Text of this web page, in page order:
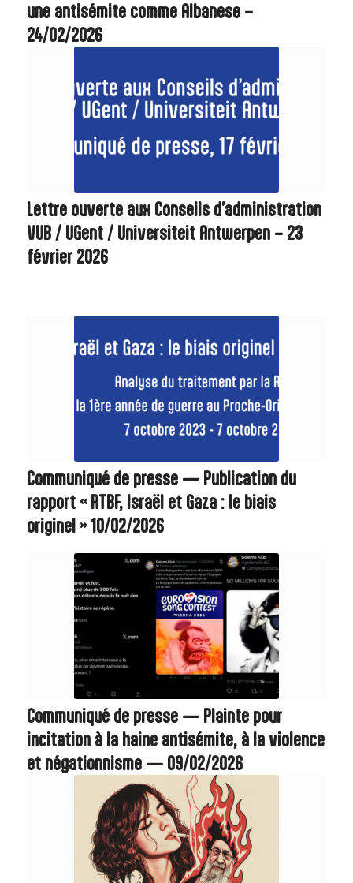
une antisémite comme Albanese –
24/02/2026
Lettre ouverte aux Conseils d’administration
VUB / UGent / Universiteit Antwerpen – 23
février 2026
Communiqué de presse — Publication du
rapport « RTBF, Israël et Gaza : le biais
originel » 10/02/2026
Communiqué de presse — Plainte pour
incitation à la haine antisémite, à la violence
et négationnisme — 09/02/2026